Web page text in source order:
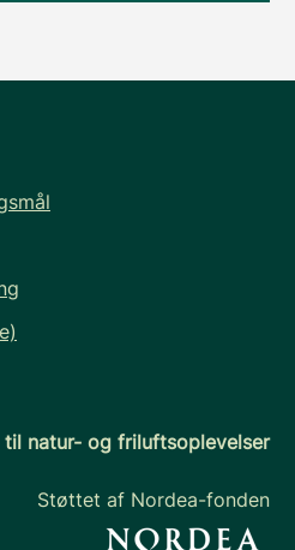
til natur- og friluftsoplevelser
Støttet af Nordea-fonden